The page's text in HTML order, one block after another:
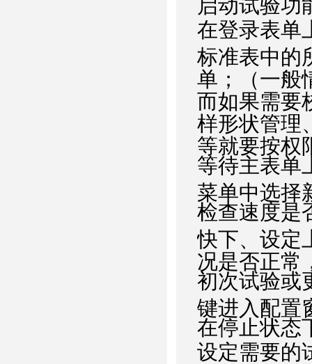
启动试验功
在登录表单
标准表中的
单；（一般
而如果需要
样形状管理
等就要按权
等待主表单
菜单中选择
检查速度是
快下、设定
况是否正常
初次试验或
键进入配置
在停止状态
设定需要的